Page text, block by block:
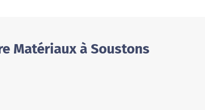
Matériaux à Soustons